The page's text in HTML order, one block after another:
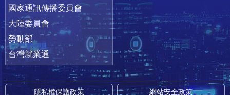
國家通訊傳播委員會
大陸委員會
勞動部
台灣就業通
隱私權保護政策 網站安全政策